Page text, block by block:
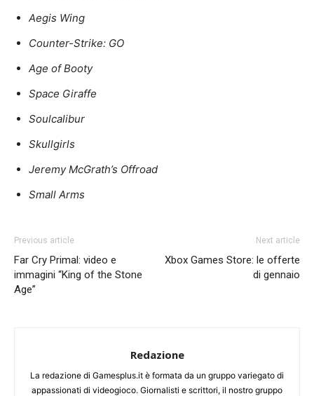
Aegis Wing
Counter-Strike: GO
Age of Booty
Space Giraffe
Soulcalibur
Skullgirls
Jeremy McGrath’s Offroad
Small Arms
Previous article
Far Cry Primal: video e
immagini “King of the Stone
Age”
Next article
Xbox Games Store: le offerte
di gennaio
Redazione
La redazione di Gamesplus.it è formata da un gruppo variegato di
appassionati di videogioco. Giornalisti e scrittori, il nostro gruppo